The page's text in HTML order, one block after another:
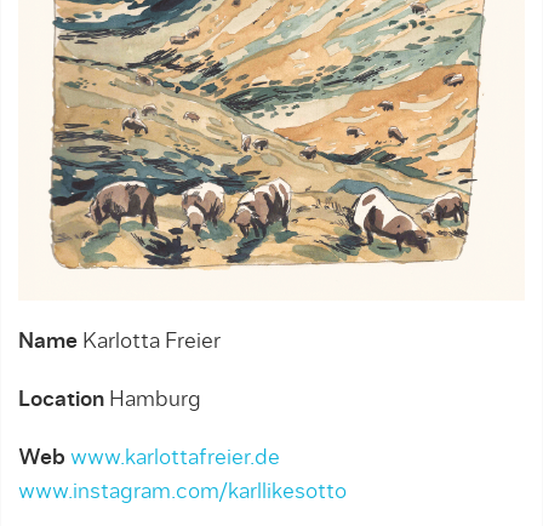
Name Karlotta Freier
Location Hamburg
Web www.karlottafreier.de
www.instagram.com/karllikesotto